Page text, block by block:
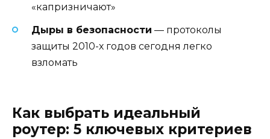
«капризничают»
Дыры в безопасности — протоколы
защиты 2010-х годов сегодня легко
взломать
Как выбрать идеальный
роутер: 5 ключевых критериев